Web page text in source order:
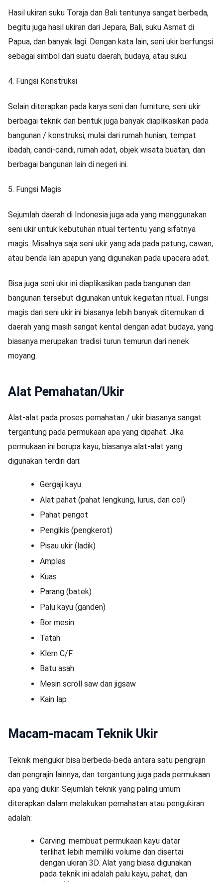
Hasil ukiran suku Toraja dan Bali tentunya sangat berbeda,
begitu juga hasil ukiran dari Jepara, Bali, suku Asmat di
Papua, dan banyak lagi. Dengan kata lain, seni ukir berfungsi
sebagai simbol dari suatu daerah, budaya, atau suku.
4. Fungsi Konstruksi
Selain diterapkan pada karya seni dan furniture, seni ukir
berbagai teknik dan bentuk juga banyak diaplikasikan pada
bangunan / konstruksi, mulai dari rumah hunian, tempat
ibadah, candi-candi, rumah adat, objek wisata buatan, dan
berbagai bangunan lain di negeri ini.
5. Fungsi Magis
Sejumlah daerah di Indonesia juga ada yang menggunakan
seni ukir untuk kebutuhan ritual tertentu yang sifatnya
magis. Misalnya saja seni ukir yang ada pada patung, cawan,
atau benda lain apapun yang digunakan pada upacara adat.
Bisa juga seni ukir ini diaplikasikan pada bangunan dan
bangunan tersebut digunakan untuk kegiatan ritual. Fungsi
magis dari seni ukir ini biasanya lebih banyak ditemukan di
daerah yang masih sangat kental dengan adat budaya, yang
biasanya merupakan tradisi turun temurun dari nenek
moyang.
Alat Pemahatan/Ukir
Alat-alat pada proses pemahatan / ukir biasanya sangat
tergantung pada permukaan apa yang dipahat. Jika
permukaan ini berupa kayu, biasanya alat-alat yang
digunakan terdiri dari:
Gergaji kayu
Alat pahat (pahat lengkung, lurus, dan col)
Pahat pengot
Pengikis (pengkerot)
Pisau ukir (ladik)
Amplas
Kuas
Parang (batek)
Palu kayu (ganden)
Bor mesin
Tatah
Klem C/F
Batu asah
Mesin scroll saw dan jigsaw
Kain lap
Macam-macam Teknik Ukir
Teknik mengukir bisa berbeda-beda antara satu pengrajin
dan pengrajin lainnya, dan tergantung juga pada permukaan
apa yang diukir. Sejumlah teknik yang paling umum
diterapkan dalam melakukan pemahatan atau pengukiran
adalah:
Carving: membuat permukaan kayu datar
terlihat lebih memiliki volume dan disertai
dengan ukiran 3D. Alat yang biasa digunakan
pada teknik ini adalah palu kayu, pahat, dan